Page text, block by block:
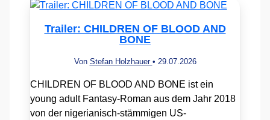
Trailer: CHILDREN OF BLOOD AND
BONE
Von Stefan Holzhauer • 29.07.2026
CHILDREN OF BLOOD AND BONE ist ein
young adult Fantasy-Roman aus dem Jahr 2018
von der nigerianisch-stämmigen US-